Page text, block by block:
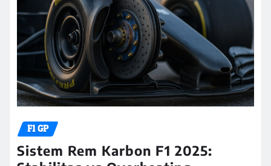
F1 GP
Sistem Rem Karbon F1 2025: